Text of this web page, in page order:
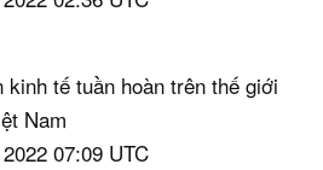
kinh tế tuần hoàn trên thế giới
Nam
07:09 UTC